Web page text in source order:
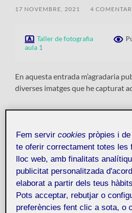
17 NOVEMBRE, 2021 4
Taller de fotografia
aula 1
En aquesta entrada m’agradaria
diverses imatges que he capturat
Recull
Fem servircookies pròpies i
te oferir correctament totes les
lloc web, amb finalitats
publicitat personalitzada
elaborat a partir dels teus
Pots acceptar, rebutjar o
preferències fent clic a sota, o